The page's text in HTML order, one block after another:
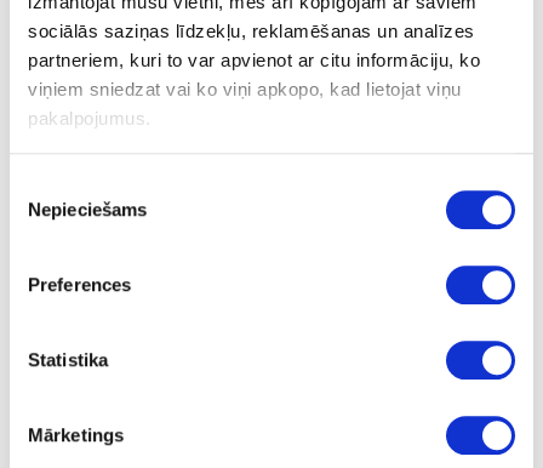
sociālās saziņas līdzekļu, reklamēšanas un analīzes
partneriem, kuri to var apvienot ar citu informāciju, ko
viņiem sniedzat vai ko viņi apkopo, kad lietojat viņu
pakalpojumus.
izvēle
Nepieciešams
Preferences
Statistika
Mārketings
4
m